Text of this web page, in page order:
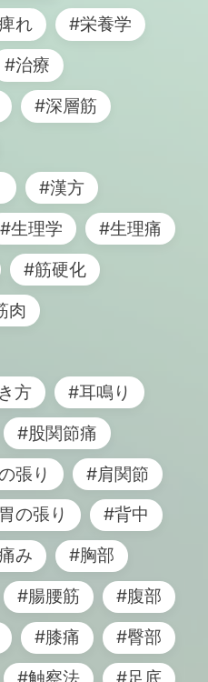
れ
#栄養学
#治療
#深層筋
#漢方
#生理学
#生理痛
#筋硬化
肉
方
#耳鳴り
#股関節痛
張り
#肩関節
の張り
#背中
み
#胸部
#腸腰筋
#腹部
#膝痛
#臀部